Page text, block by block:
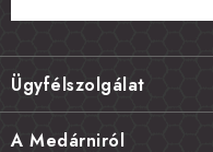
L
á
b
l
Ügyfélszolgálat
A Medárniról